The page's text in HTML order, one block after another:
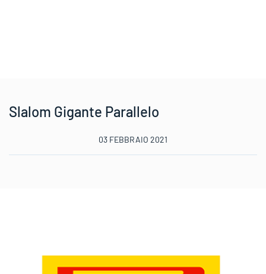
Slalom Gigante Parallelo
03 FEBBRAIO 2021